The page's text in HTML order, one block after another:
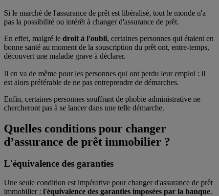
Si le marché de l'assurance de prêt est libéralisé, tout le monde n'a
pas la possibilité ou intérêt à changer d'assurance de prêt.
En effet, malgré le droit à l'oubli, certaines personnes qui étaient en
bonne santé au moment de la souscription du prêt ont, entre-temps,
découvert une maladie grave à déclarer.
Il en va de même pour les personnes qui ont perdu leur emploi : il
est alors préférable de ne pas entreprendre de démarches.
Enfin, certaines personnes souffrant de phobie administrative ne
chercheront pas à se lancer dans une telle démarche.
Quelles conditions pour changer
d’assurance de prêt immobilier ?
L'équivalence des garanties
Une seule condition est impérative pour changer d'assurance de prêt
immobilier : l'équivalence des garanties imposées par la banque.